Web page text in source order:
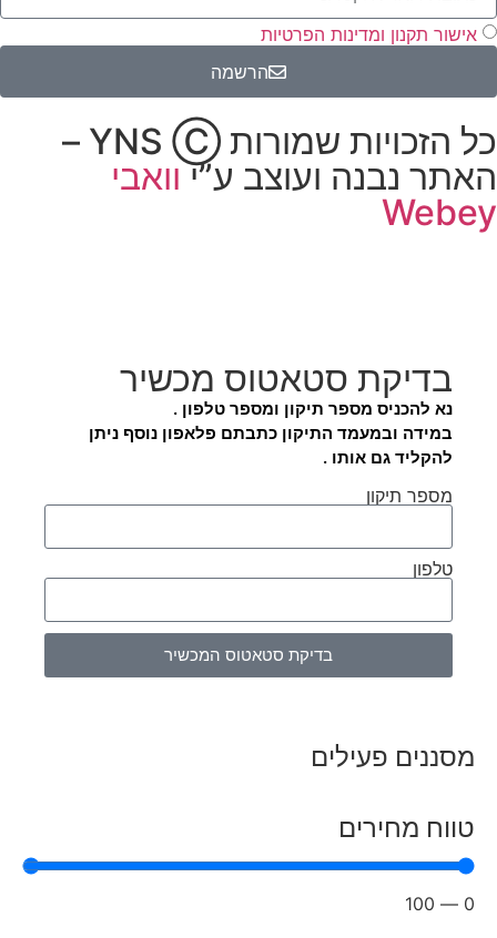
אישור תקנון ומדינות הפרטיות
הרשמה
כל הזכויות שמורות YNS Ⓒ –
האתר נבנה ועוצב ע”יוואבי
Webey
בדיקת סטאטוס מכשיר
נא להכניס מספר תיקון ומספר טלפון .
במידה ובמעמד התיקון כתבתם פלאפון נוסף ניתן
להקליד גם אותו .
מספר תיקון
טלפון
בדיקת סטאטוס המכשיר
מסננים פעילים
טווח מחירים
0
—
100